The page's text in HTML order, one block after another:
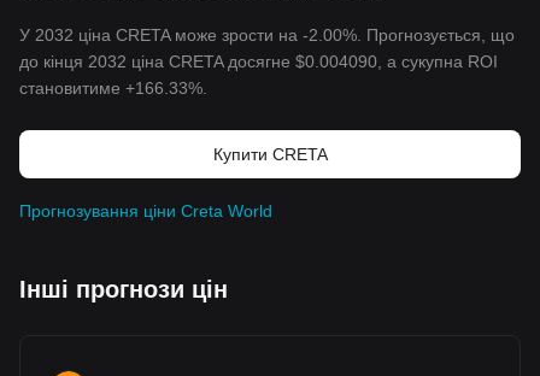
У 2032 ціна CRETA може зрости на -2.00%. Прогнозується, що
до кінця 2032 ціна CRETA досягне $0.004090 , а сукупна ROI
становитиме +166.33%.
Купити CRETA
Прогнозування ціни Creta World
Інші прогнози цін